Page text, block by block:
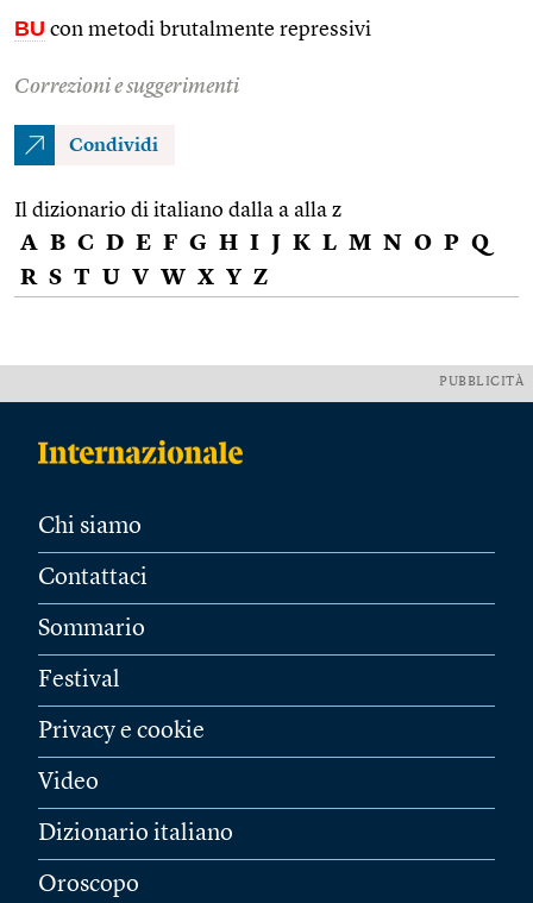
BU con metodi brutalmente repressivi
Correzioni e suggerimenti
Condividi
Il dizionario di italiano dalla a alla z
A B C D E F G H I J K L M N O P Q
R S T U V W X Y Z
PUBBLICITÀ
Chi siamo
Contattaci
Sommario
Festival
Privacy e cookie
Video
Dizionario italiano
Oroscopo